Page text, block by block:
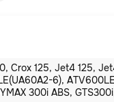
Crox 125, Jet4 125,
6),
300i ABS,